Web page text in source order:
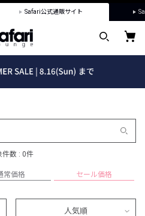
Safari公式通販サイト
件数 : 0件
常価格 セール価格
人気順